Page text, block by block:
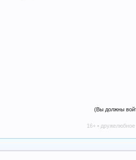
(Вы должны
16+ • дружелюбное